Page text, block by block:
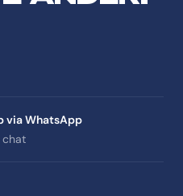
via WhatsApp
chat